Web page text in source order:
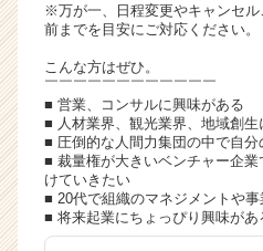
※万が一、日程変更やキャンセ
前までを目安にご対応ください。
こんな方はぜひ。
￣￣￣￣￣￣￣￣￣￣￣￣
■ 営業、コンサルに興味がある
■ 人材業界、観光業界、地域創生
■ 圧倒的な人間力集団の中で自
■ 裁量権が大きいベンチャー企
けていきたい
■ 20代で組織のマネジメントや
■ 将来起業にちょっぴり興味があ